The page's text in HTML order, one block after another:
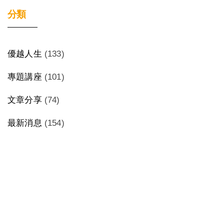
分類
優越人生 (133)
專題講座 (101)
文章分享(74)
最新消息 (154)